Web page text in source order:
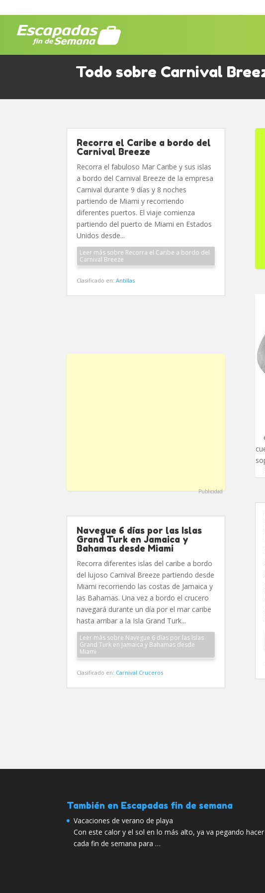
Todo sobre Carnival
Recorra el Caribe a bordo del
Carnival Breeze
Recorra el fabuloso Mar Caribe y sus islas
a bordo del Carnival Breeze de la empresa
Carnival durante 9 días y 8 noches
partiendo de Miami y recorriendo
diferentes puertos. El viaje comienza
partiendo del puerto de Miami en Estados
Unidos desde...
Leer más sobre Recorra el Caribe a bordo del
Carnival Breeze
Clasificado en:Antillas
Publicidad
Navegue 6 días por las Islas
Grand Turk en Jamaica y
Bahamas desde Miami
Recorra diferentes islas del caribe a bordo
del lujoso Carnival Breeze partiendo desde
Miami recorriendo las costas de Jamaica y
las Bahamas. Una vez a bordo el crucero
navegará durante un día por el mar caribe
hasta arribar a la Isla Grand Turk...
Leer más sobre Navegue 6 días por las Islas
Grand Turk en Jamaica y Bahamas desde
Miami
Clasificado en: Carnival Cruceros
También en Escapadas fin de semana
Vacaciones de verano de playa
Con este calor y el sol en lo más alto, ya va pegando
cada fin de semana para …